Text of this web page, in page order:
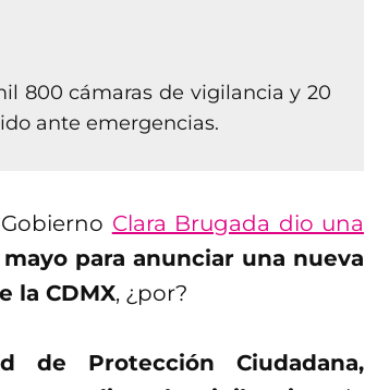
800 cámaras de vigilancia y 20
ante emergencias.
Clara Brugada dio una
para anunciar una nueva
la CDMX, ¿por?
de Protección Ciudadana,